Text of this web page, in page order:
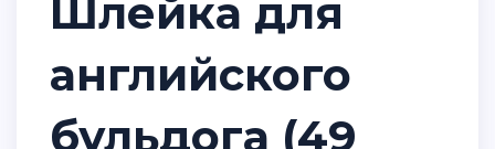
Шлейка для
английского
бульдога (49